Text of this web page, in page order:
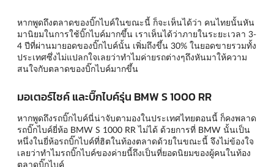
หากพูดถึงตลาดของบิ๊กไบค์ในขณะนี้ ก็จะเห็นได้ว่า คนไทยนั้นหัน
มานิยมในการใช้บิ๊กไบค์มากขึ้น เราเห็นได้ว่าภายในระยะเวลา 3-
4 ปีที่ผ่านมายอดของบิ๊กไบค์นั้น เพิ่มถึงขึ้น 30% ในยอดขายรวมทั้ง
ประเทศซึ่งไม่แปลกใจเลยว่าทำไมค่ายรถต่างๆถึงหันมาให้ความ
สนใจกับตลาดของบิ๊กไบค์มากขึ้น
มอเตอร์ไซค์ และบิ๊กไบค์รุ่น BMW S 1000 RR
หากพูดถึงรถบิ๊กไบค์นี่น่าจับตามองในประเทศไทยตอนนี้ ก็คงพลาด
รถบิ๊กไบค์ยี่ห้อ BMW S 1000 RR ไม่ได้ ด้วยการที่ BMW นั้นเป็น
หนึ่งในยี่ห้อรถบิ๊กไบค์ที่ฮิตในท้องตลาดด้วยในขณะนี้ จึงไม่ข้องใจ
เลยว่าทำไมรถบิ๊กไบค์ของค่ายนี้ถึงเป็นที่ยอดนิยมของผู้คนในท้อง
ตลาดบิ๊กไบค์